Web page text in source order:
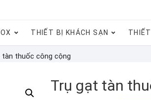
THIẾT BỊ KHÁCH SẠN
thuốc công cộng
Trụ gạt tàn